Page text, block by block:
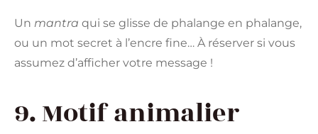
Un mantra qui se glisse de phalange en phalange,
ou un mot secret à l’encre fine… À réserver si vous
assumez d’afficher votre message !
9. Motif animalier